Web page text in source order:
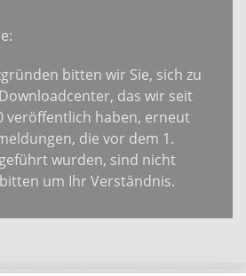
bitten wir Sie, sich zu
das wir seit
veröffentlich haben, erneut
die vor dem 1.
wurden, sind nicht
um Ihr Verständnis.